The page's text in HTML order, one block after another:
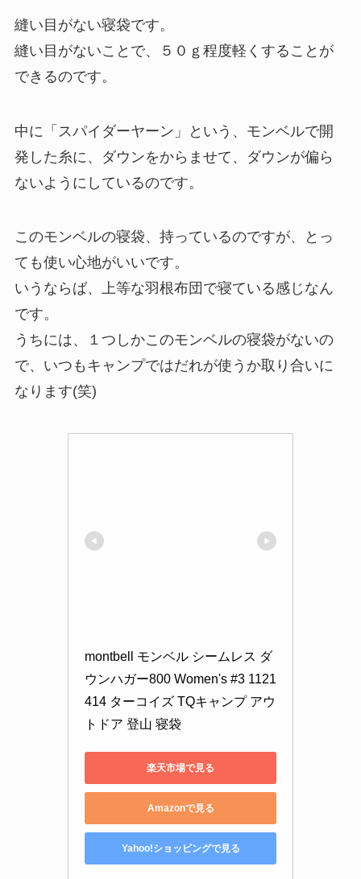
縫い目がない寝袋です。
縫い目がないことで、５０ｇ程度軽くすることが
できるのです。
中に「スパイダーヤーン」という、モンベルで開
発した糸に、ダウンをからませて、ダウンが偏ら
ないようにしているのです。
このモンベルの寝袋、持っているのですが、とっ
ても使い心地がいいです。
いうならば、上等な羽根布団で寝ている感じなん
です。
うちには、１つしかこのモンベルの寝袋がないの
で、いつもキャンプではだれが使うか取り合いに
なります(笑)
montbell モンベル シームレス ダ
ウンハガー800 Women's #3 1121
414 ターコイズ TQキャンプ アウ
トドア 登山 寝袋
楽天市場で見る
Amazonで見る
Yahoo!ショッピングで見る